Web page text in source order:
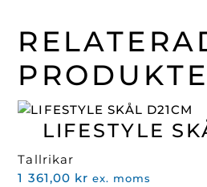
LIFESTYLE
Tallrikar
1 361,00 kr ex. moms